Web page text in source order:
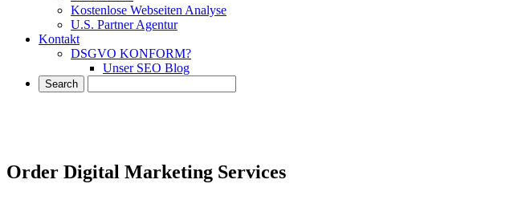
Kostenlose Webseiten Analyse
U.S. Partner Agentur
Kontakt
DSGVO KONFORM?
Unser SEO Blog
Order Digital Marketing Services